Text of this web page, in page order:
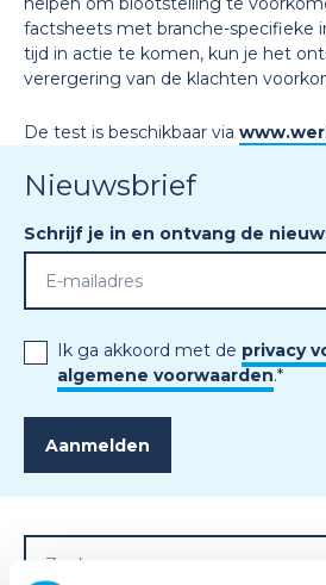
factsheets met branche-specifieke
tijd in actie te komen, kun je het
verergering van de klachten
De test is beschikbaar via
Nieuwsbrief
Schrijf je in en ontvang de
Ik ga akkoord met de privacy
algemene voorwaarden.*